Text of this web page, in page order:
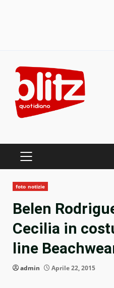
content
PRIMARY
foto notizie
Belen
Cecilia in
line
admin Aprile 22, 2015